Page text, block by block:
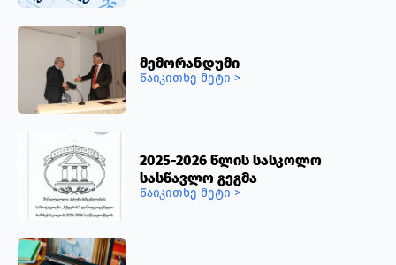
მემორანდუმი
წაიკითხე მეტი >
2025-2026 წლის სასკოლო
სასწავლო გეგმა
წაიკითხე მეტი >